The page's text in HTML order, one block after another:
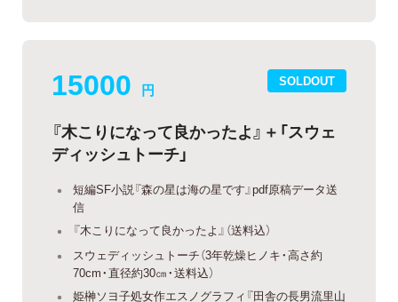
SOLDOUT
15000 円
『木こりになって良かったよ』＋「スウェ
ディッシュトーチ」
短編SF小説『森の星は海の星です』pdf原稿データ送
信
『木こりになって良かったよ』（送料込）
スウェディッシュトーチ（3年乾燥ヒノキ・高さ約
70cm・直径約30㎝・送料込）
姫榊ソヨ子処女作エスノグラフィ『田舎の長男流里山